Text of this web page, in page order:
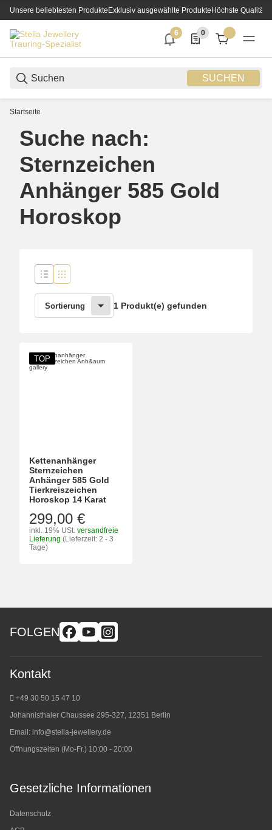
Unsere beliebtesten ProdukteExklusiv ausgewählte ProdukteHöchste Qualität
SUCHEN
6
6 neue Notifizierungen
0
0 Produkte in der
Startseite
Suche nach:
Sternzeichen
Anhänger 585 Gold
Horoskop
Sortierung 1 Produkt(e) gefunden
TOP
Kettenanhänger
Sternzeichen
Anhänger 585 Gold
Tierkreiszeichen
Horoskop 14 Karat
299,00 €
inkl. 19% USt. versandfreie
Lieferung (Lieferzeit: 2 - 3
Tage)
FOLGEN
Kontakt
+49 30 50 15 47 10
Johannisthaler Chaussee 295-327, 12351 Berlin
Email: info@stella-jewellery.de
Öffnungszeiten (Mo-Fr.) 10:00 - 20:00
Gesetzliche Informationen
Datenschutz